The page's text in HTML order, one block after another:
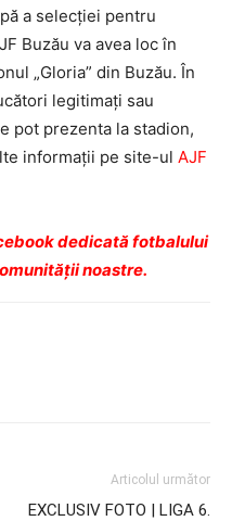
a selecţiei pentru
Buzău va avea loc în
„Gloria” din Buzău. În
legitimaţi sau
pot prezenta la stadion,
informaţii pe site-ul AJF
dedicată fotbalului
noastre.
Articolul următor
EXCLUSIV FOTO | LIGA 6.